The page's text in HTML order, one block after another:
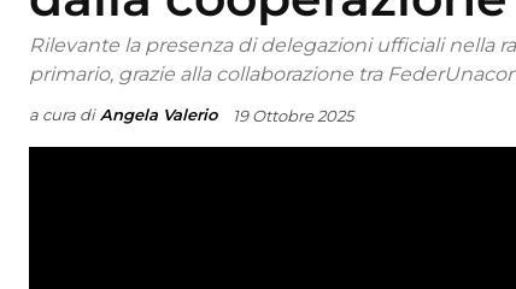
Rilevante la presenza di delegazioni ufficiali nella
primario, grazie alla collaborazione tra
a cura di Angela Valerio 19 Ottobre 2025